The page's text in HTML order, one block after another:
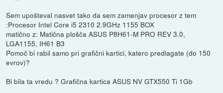
Sem upošteval nasvet tako da sem zamenjav procesor z tem
:Procesor Intel Core i5 2310 2.9GHz 1155 BOX
matično z: Matična plošča ASUS P8H61-M PRO REV 3.0,
LGA1155, IH61 B3
Pomoč bi rabil samo pri grafični kartici, katero predlagate (do 150
evrov)?
Bi bila ta vredu ? Grafična kartica ASUS NV GTX550 Ti 1Gb